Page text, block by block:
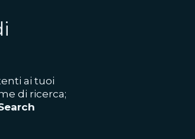
ai tuoi
di ricerca;